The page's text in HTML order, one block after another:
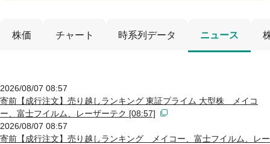
株価 チャート 時系列データ ニュース
2026/08/07 08:57
寄前【成行注文】売り越しランキング 東証プライム 大型株 メイコ
ー、富士フイルム、レーザーテク [08:57]
2026/08/07 08:57
寄前【成行注文】売り越しランキング メイコー、富士フイルム、レー